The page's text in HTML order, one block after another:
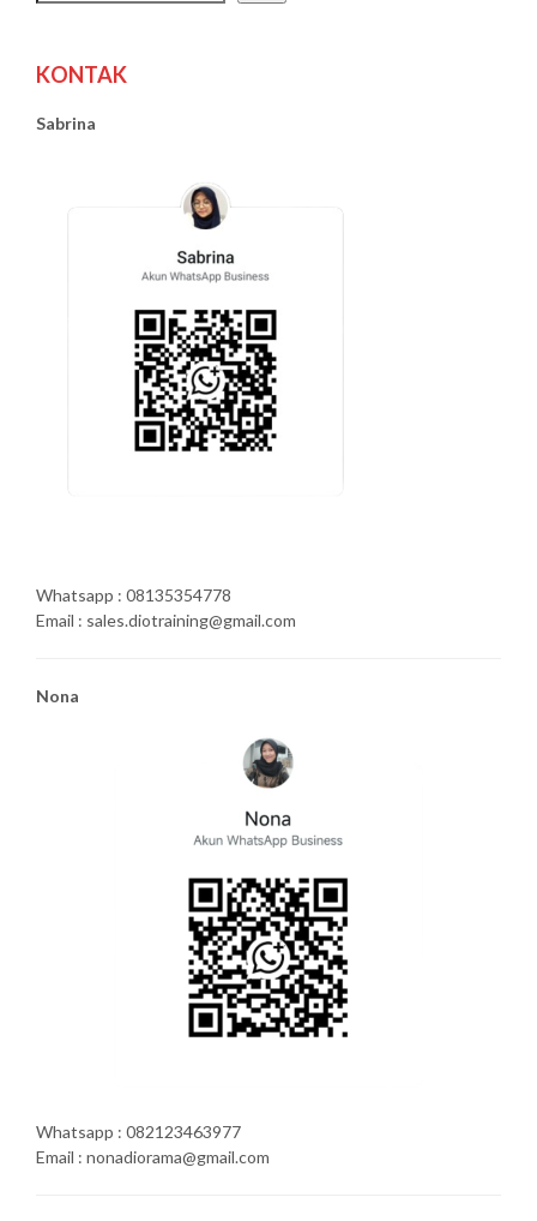
KONTAK
Sabrina
Whatsapp : 08135354778
Email : sales.diotraining@gmail.com
Nona
Whatsapp : 082123463977
Email : nonadiorama@gmail.com